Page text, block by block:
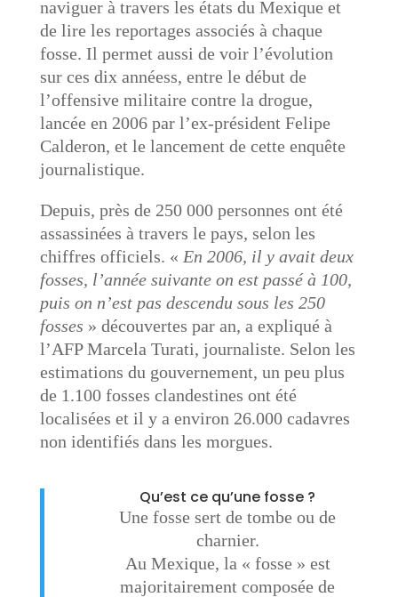
naviguer à travers les états du Mexique et
de lire les reportages associés à chaque
fosse. Il permet aussi de voir l’évolution
sur ces dix annéess, entre le début de
l’offensive militaire contre la drogue,
lancée en 2006 par l’ex-président Felipe
Calderon, et le lancement de cette enquête
journalistique.
Depuis, près de 250 000 personnes ont été
assassinées à travers le pays, selon les
chiffres officiels. « En 2006, il y avait deux
fosses, l’année suivante on est passé à 100,
puis on n’est pas descendu sous les 250
fosses » découvertes par an, a expliqué à
l’AFP Marcela Turati, journaliste. Selon les
estimations du gouvernement, un peu plus
de 1.100 fosses clandestines ont été
localisées et il y a environ 26.000 cadavres
non identifiés dans les morgues.
Qu’est ce qu’une fosse ?
Une fosse sert de tombe ou de
charnier.
Au Mexique, la « fosse » est
majoritairement composée de